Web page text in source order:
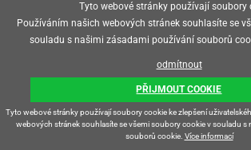
E-shop vytvořila
Tyto webové stránky používají soubory
Používáním našich webových stránek souhlasíte se
souladu s našimi zásadami používání souborů
odmítnout
PŘIJMOUT COOKIE
Tyto webové stránky používají soubory cookie ke zlepšení
webových stránek souhlasíte se všemi soubory cookie v souladu s
souborů cookie. Více informací